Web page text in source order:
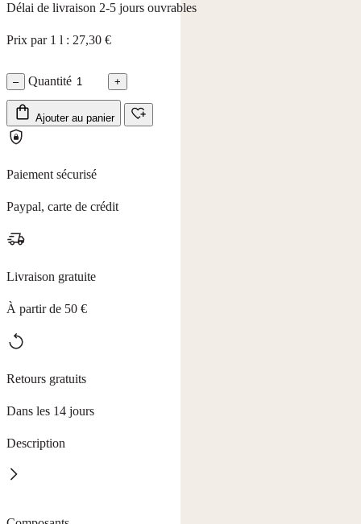
Délai de livraison 2-5 jours ouvrables
Prix par 1 l : 27,30 €
– Quantité +
Ajouter au panier
Paiement sécurisé
Paypal, carte de crédit
Livraison gratuite
À partir de 50 €
Retours gratuits
Dans les 14 jours
Description